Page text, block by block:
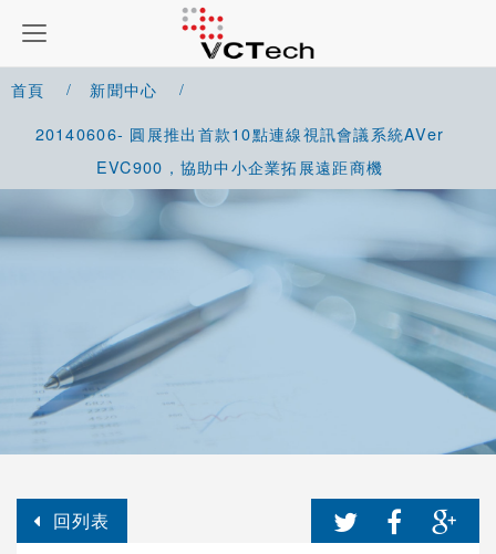
首頁
新聞中心
20140606- 圓展推出首款10點連線視訊會議系統AVer
EVC900，協助中小企業拓展遠距商機
回列表